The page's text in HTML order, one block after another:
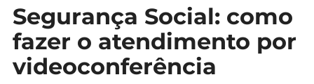
Carreira
Casa
Segurança Social: como
fazer o atendimento por
videoconferência